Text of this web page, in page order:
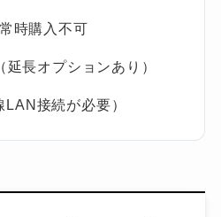
時購入不可
長オプションあり）
接続が必要）